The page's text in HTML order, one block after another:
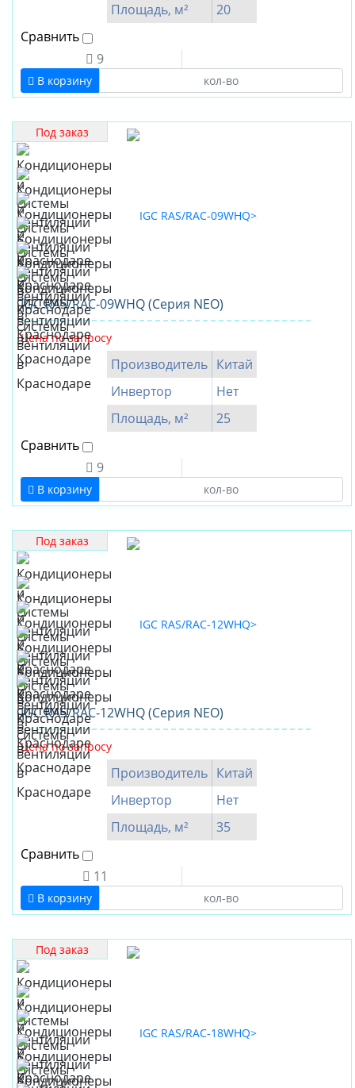
Площадь, м²
20
Сравнить
9
В корзину
Под заказ
IGC RAS/RAC-09WHQ (Серия NEO)
Цена по запросу
Производитель Китай
Инвертор
Нет
Площадь, м²
25
Сравнить
9
В корзину
Под заказ
IGC RAS/RAC-12WHQ (Серия NEO)
Цена по запросу
Производитель Китай
Инвертор
Нет
Площадь, м²
35
Сравнить
11
В корзину
Под заказ